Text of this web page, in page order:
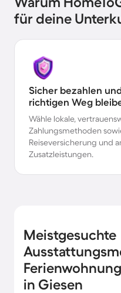
für deine
Sicher bezahlen
richtigen Weg
Wähle lokale,
Zahlungsmethoden
Reiseversicherung und
Zusatzleistungen.
Meistgesuchte
in Giesen